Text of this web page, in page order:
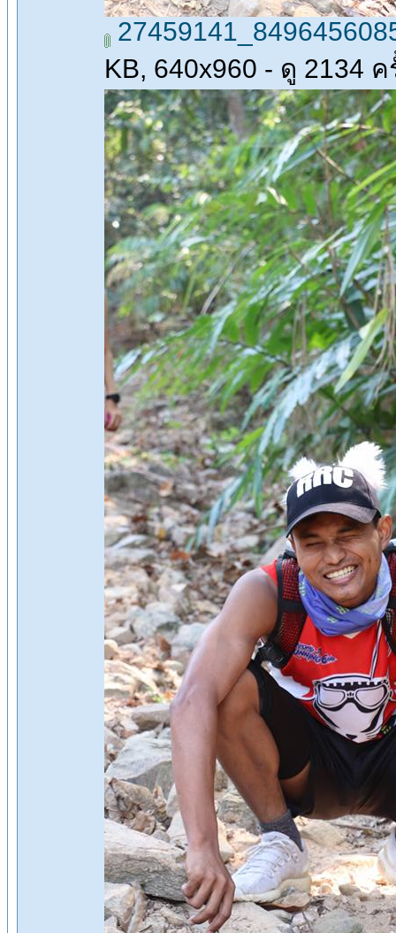
KB, 640x960 - ดู 2134 ค